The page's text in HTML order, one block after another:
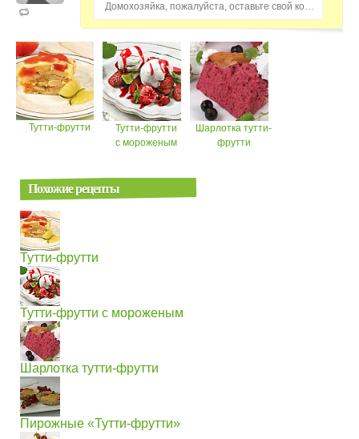
Домохозяйка, пожалуйста, оставьте свой комментарий...
Тутти-фрутти
Тутти-фрутти
с мороженым
Шарлотка тутти-
фрутти
Похожие рецепты
Тутти-фрутти
Тутти-фрутти с мороженым
Шарлотка тутти-фрутти
Пирожные «Тутти-фрутти»